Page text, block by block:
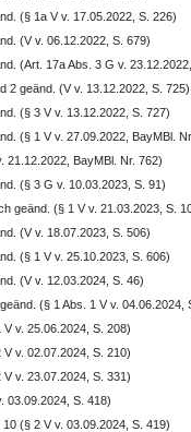
(§ 1a V v. 17.05.2022, S. 226)
(V v. 06.12.2022, S. 679)
(Art. 17a Abs. 3 G v.
2 geänd. (V v. 13.12.2022, S. 725)
(§ 3 V v. 13.12.2022, S. 727)
(§ 1 V v. 27.09.2022, BayMBl.
21.12.2022, BayMBl. Nr. 762)
(§ 3 G v. 10.03.2023, S. 91)
geänd. (§ 1 V v. 21.03.2023, S.
(V v. 18.07.2023, S. 506)
(§ 1 V v. 25.10.2023, S. 606)
(V v. 12.03.2024, S. 46)
(§ 1 Abs. 1 V v. 04.06.2024,
V v. 25.06.2024, S. 208)
V v. 02.07.2024, S. 210)
V v. 23.07.2024, S. 331)
03.09.2024, S. 418)
(§ 2 V v. 03.09.2024, S. 419)